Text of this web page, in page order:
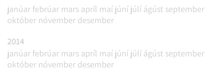
janúar febrúar mars apríl maí júní júlí ágúst september
október nóvember desember
2014
janúar febrúar mars apríl maí júní júlí ágúst september
október nóvember desember